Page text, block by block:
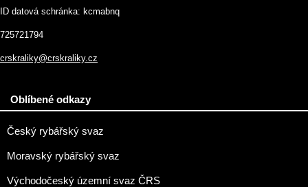
ID datová schránka: kcmabnq
725721794
crskraliky@crskraliky.cz
Oblíbené odkazy
Český rybářský svaz
Moravský rybářský svaz
Východočeský územní svaz ČRS